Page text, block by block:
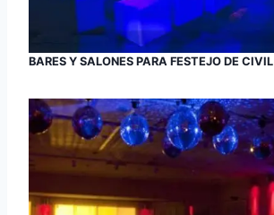
BARES Y SALONES PARA FESTEJO DE CIVIL